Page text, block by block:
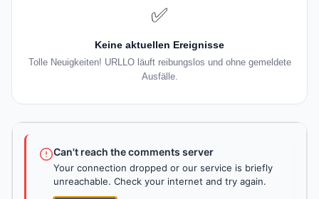
✅
Keine aktuellen Ereignisse
Tolle Neuigkeiten! URLLO läuft reibungslos und ohne gemeldete
Ausfälle.
Can't reach the comments server
Your connection dropped or our service is briefly
unreachable. Check your internet and try again.